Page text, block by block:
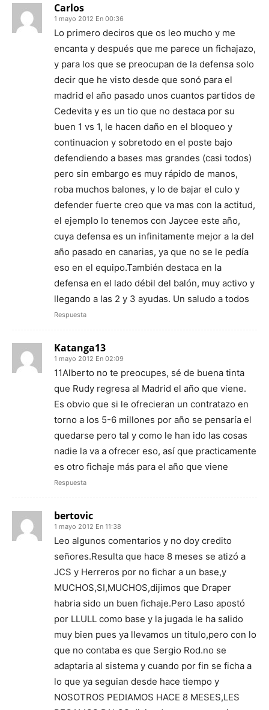
Carlos
1 mayo 2012 En 00:36
Lo primero deciros que os leo mucho y me
encanta y después que me parece un fichajazo,
y para los que se preocupan de la defensa solo
decir que he visto desde que sonó para el
madrid el año pasado unos cuantos partidos de
Cedevita y es un tio que no destaca por su
buen 1 vs 1, le hacen daño en el bloqueo y
continuacion y sobretodo en el poste bajo
defendiendo a bases mas grandes (casi todos)
pero sin embargo es muy rápido de manos,
roba muchos balones, y lo de bajar el culo y
defender fuerte creo que va mas con la actitud,
el ejemplo lo tenemos con Jaycee este año,
cuya defensa es un infinitamente mejor a la del
año pasado en canarias, ya que no se le pedía
eso en el equipo.También destaca en la
defensa en el lado débil del balón, muy activo y
llegando a las 2 y 3 ayudas. Un saludo a todos
Respuesta
Katanga13
1 mayo 2012 En 02:09
11Alberto no te preocupes, sé de buena tinta
que Rudy regresa al Madrid el año que viene.
Es obvio que si le ofrecieran un contratazo en
torno a los 5-6 millones por año se pensaría el
quedarse pero tal y como le han ido las cosas
nadie la va a ofrecer eso, así que practicamente
es otro fichaje más para el año que viene
Respuesta
bertovic
1 mayo 2012 En 11:38
Leo algunos comentarios y no doy credito
señores.Resulta que hace 8 meses se atizó a
JCS y Herreros por no fichar a un base,y
MUCHOS,SI,MUCHOS,dijimos que Draper
habria sido un buen fichaje.Pero Laso apostó
por LLULL como base y la jugada le ha salido
muy bien pues ya llevamos un titulo,pero con lo
que no contaba es que Sergio Rod.no se
adaptaria al sistema y cuando por fin se ficha a
lo que ya seguian desde hace tiempo y
NOSOTROS PEDIAMOS HACE 8 MESES,LES